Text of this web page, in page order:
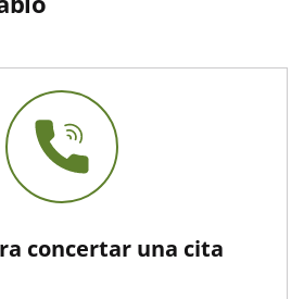
concertar una cita